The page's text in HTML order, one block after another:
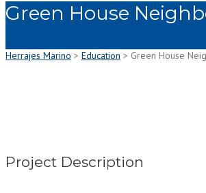
Green House
Herrajes Marino > Education > Green House
Project Description